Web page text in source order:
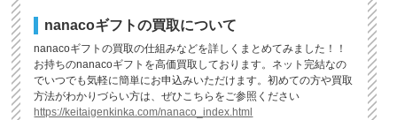
nanacoギフトの買取について
nanacoギフトの買取の仕組みなどを詳しくまとめてみました！！
お持ちのnanacoギフトを高価買取しております。ネット完結なの
でいつでも気軽に簡単にお申込みいただけます。初めての方や買取
方法がわかりづらい方は、ぜひこちらをご参照ください
https://keitaigenkinka.com/nanaco_index.html